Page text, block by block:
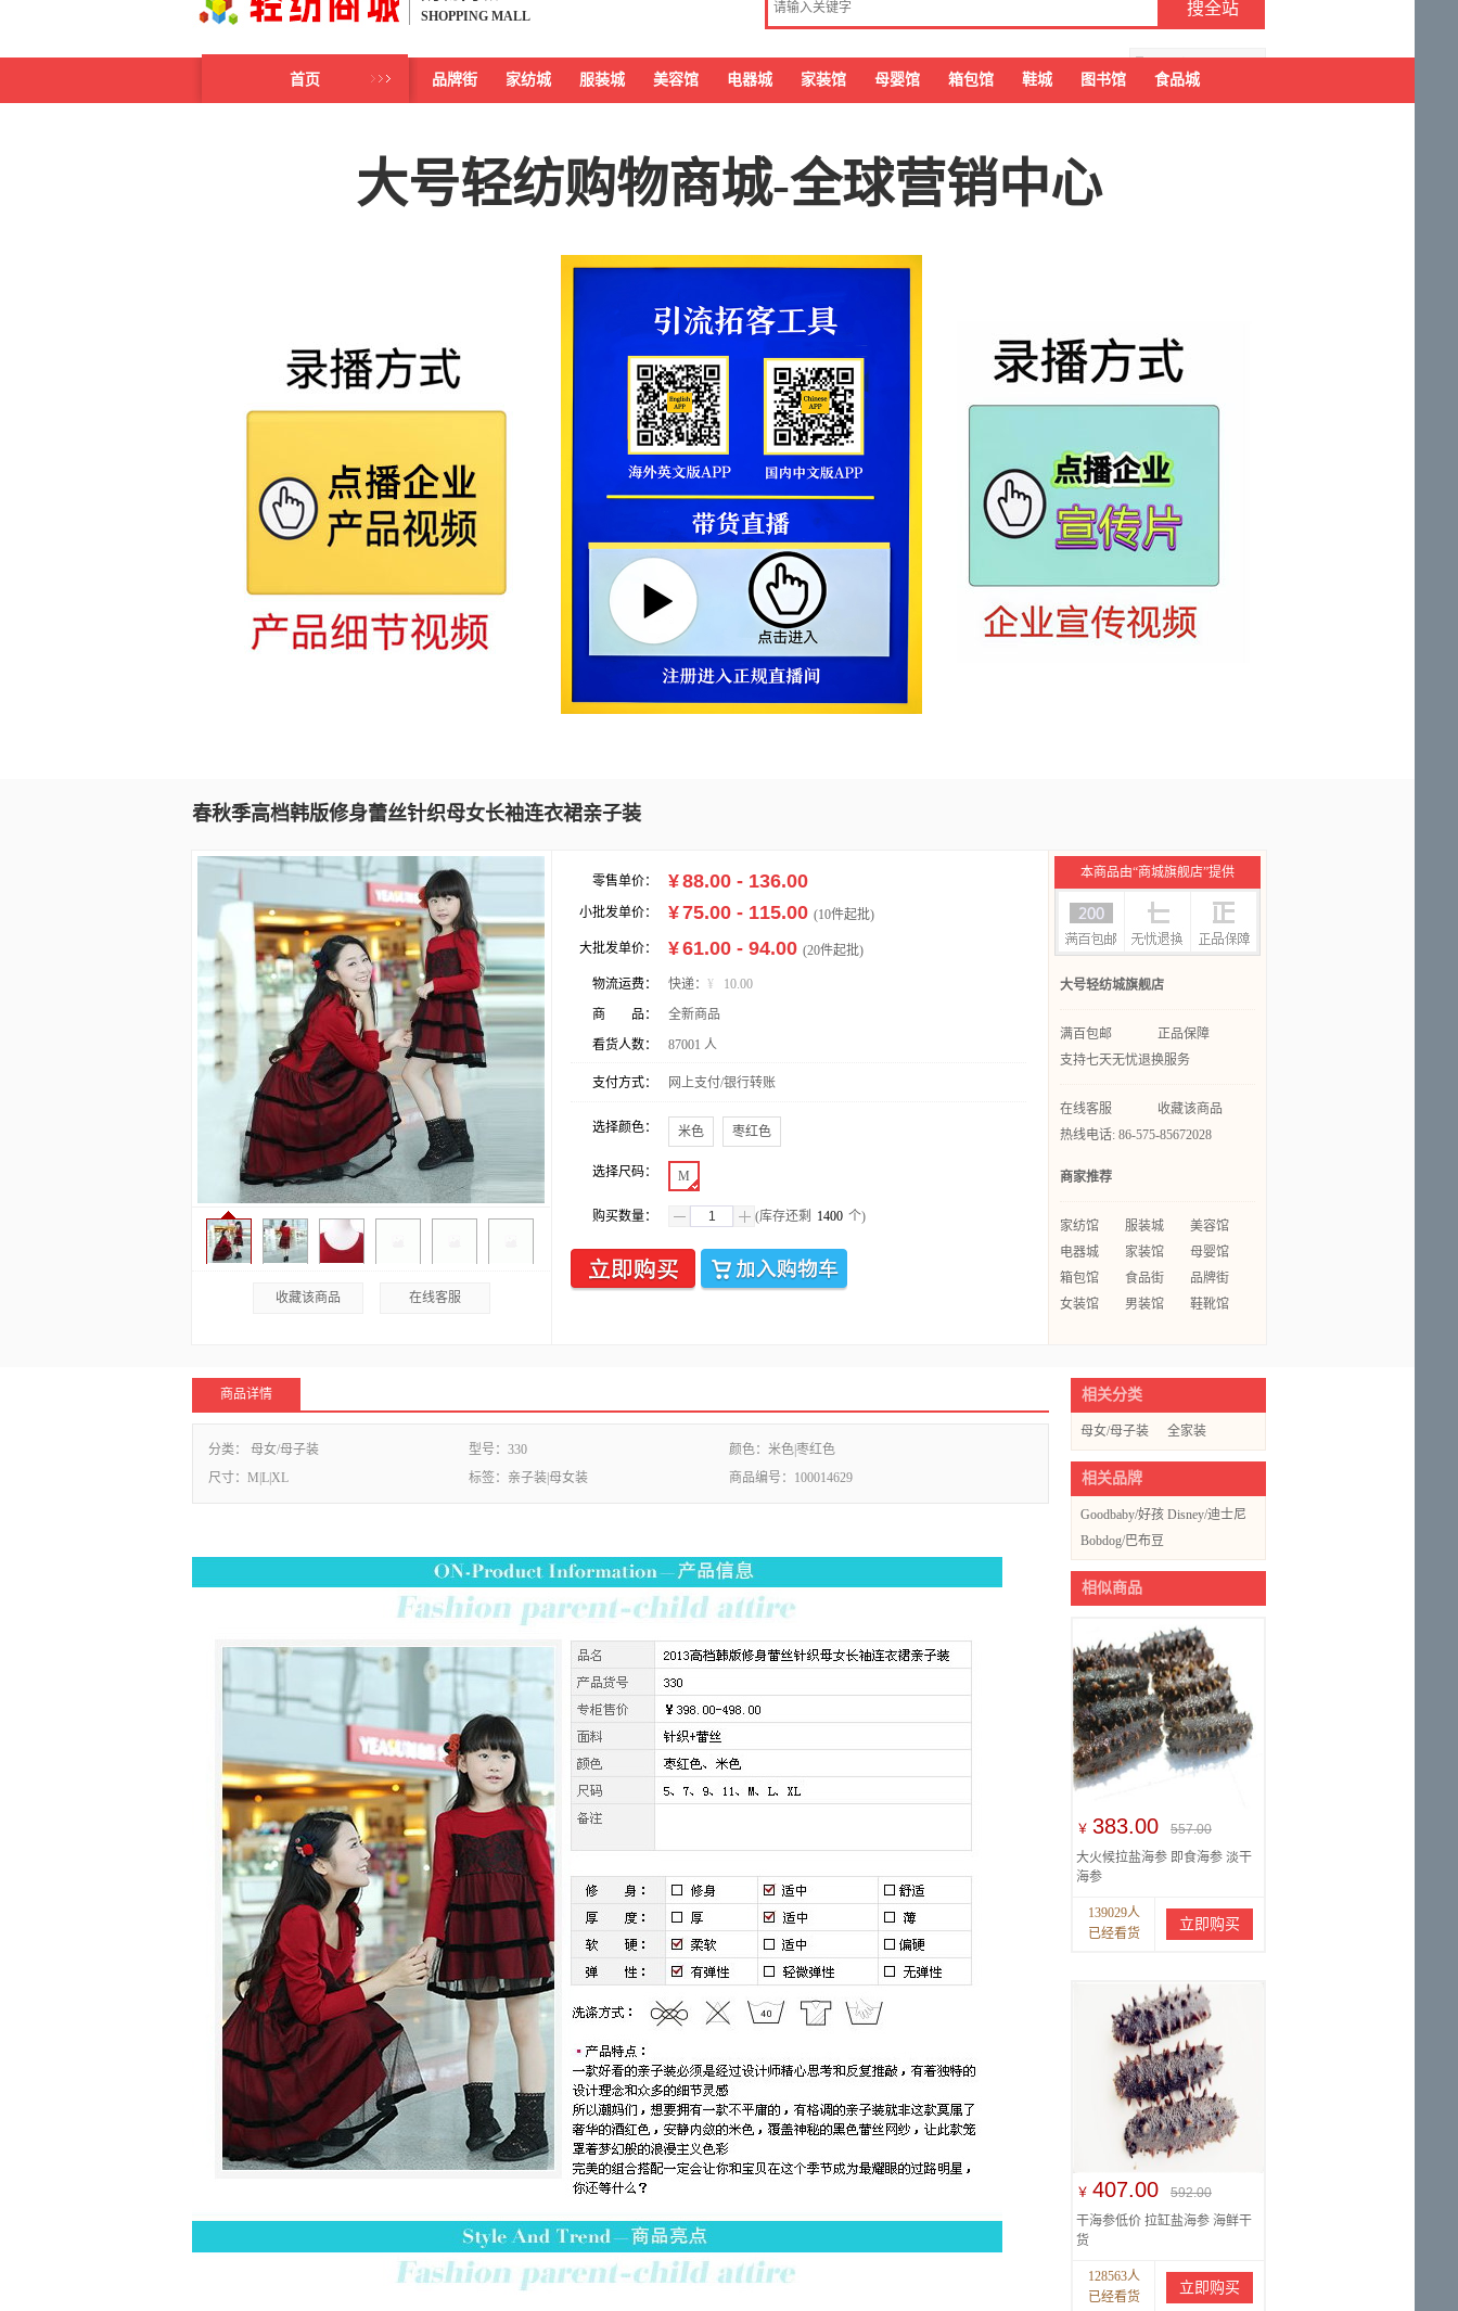
SHOPPING MALL
首页 品牌街 家纺城 服装城 美容馆 电器城 家装馆 母婴馆 箱包馆 鞋城 图书馆 食品城
大号轻纺购物商城-全球营销中心
春秋季高档韩版修身蕾丝针织母女长袖连衣裙亲子装
收藏该商品 在线客服
零售单价： ¥88.00 - 136.00
小批发单价： ¥75.00 - 115.00 (10件起批)
大批发单价： ¥61.00 - 94.00 (20件起批)
物流运费： 快递： ¥
10.00
商 品：
全新商品
看货人数：
87001 人
支付方式： 网上支付/银行转账
选择颜色： 米色 枣红色
选择尺码： M
购买数量： (库存还剩 1400 个)
本商品由“商城旗舰店”提供
大号轻纺城旗舰店
满百包邮
正品保障
支持七天无忧退换服务
在线客服
收藏该商品
热线电话: 86-575-85672028
商家推荐
家纺馆 服装城
美容馆
电器城
家装馆
母婴馆
箱包馆
食品街
品牌街
女装馆
男装馆 鞋靴馆
相关分类
母女/母子装 全家装
相关品牌
Goodbaby/好孩
子
Disney/迪士尼
Bobdog/巴布豆
相似商品
￥ 383.00
557.00
大火候拉盐海参 即食海参 淡干
海参
139029人
已经看货
立即购买
￥ 407.00
592.00
干海参低价 拉缸盐海参 海鲜干
货
128563人
已经看货
立即购买
商品详情
分类： 母女/母子装 型号： 330 颜色： 米色|枣红色
尺寸： M|L|XL 标签： 亲子装|母女装 商品编号： 100014629